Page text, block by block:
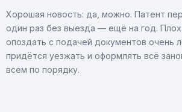
Хорошая новость: да, можно. Патент
один раз без выезда — ещё на год.
опоздать с подачей документов очень
придётся уезжать и оформлять всё
всем по порядку.